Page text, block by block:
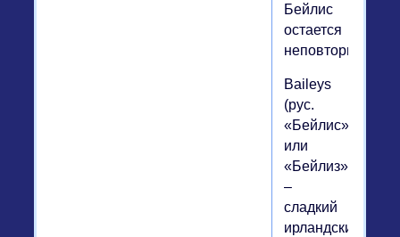
Бейлис
остается
неповторимым.
Baileys
(рус.
«Бейлис»
или
«Бейлиз»)
–
сладкий
ирландский